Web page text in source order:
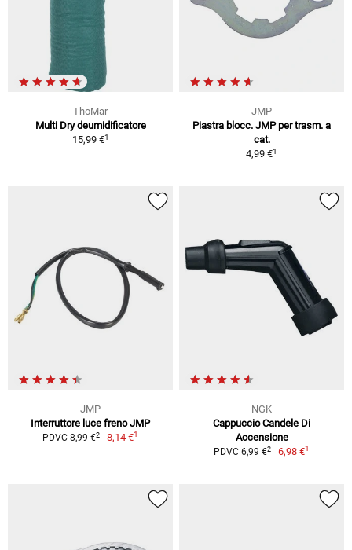
ThoMar
Multi Dry deumidificatore
15,99 €1
JMP
Piastra blocc. JMP per trasm. a
cat.
4,99 €1
JMP
Interruttore luce freno JMP
PDVC 8,99 €2 8,14 €1
NGK
Cappuccio Candele Di
Accensione
PDVC 6,99 €2 6,98 €1